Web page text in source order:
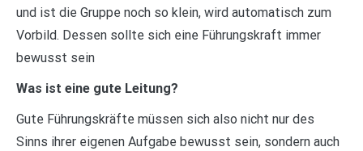
und ist die Gruppe noch so klein, wird automatisch zum
Vorbild. Dessen sollte sich eine Führungskraft immer
bewusst sein
Was ist eine gute Leitung?
Gute Führungskräfte müssen sich also nicht nur des
Sinns ihrer eigenen Aufgabe bewusst sein, sondern auch